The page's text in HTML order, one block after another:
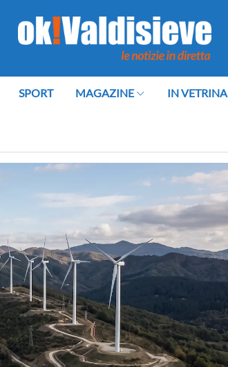
SPORT MAGAZINE IN VETRINA